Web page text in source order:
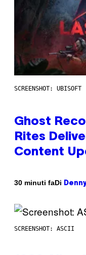
SCREENSHOT: UBISOFT
Ghost
Rites
Content
30 minuti faDi
SCREENSHOT: ASCII